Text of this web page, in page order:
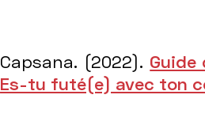
Capsana. (2022). Guide
Es-tu futé(e) avec ton